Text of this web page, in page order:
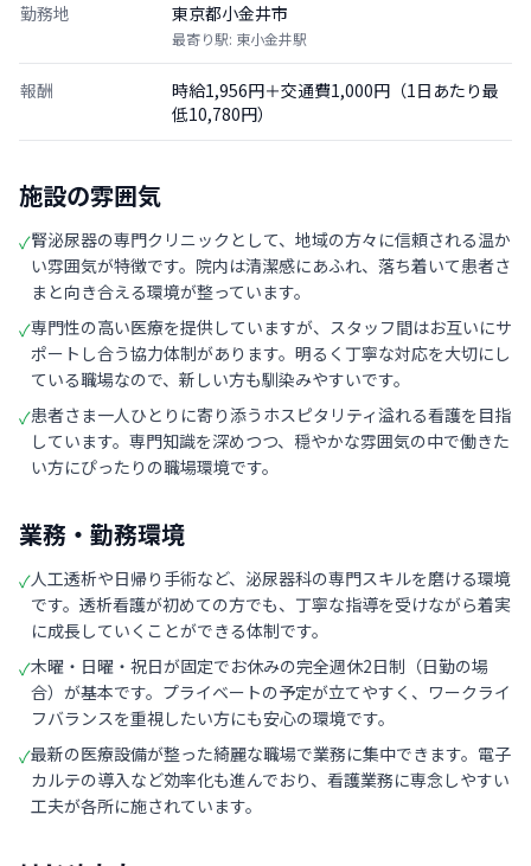
勤務地 東京都小金井市
最寄り駅: 東小金井駅
報酬
時給1,956円＋交通費1,000円（1日あたり最
低10,780円）
施設の雰囲気
✓腎泌尿器の専門クリニックとして、地域の方々に信頼される温か
い雰囲気が特徴です。院内は清潔感にあふれ、落ち着いて患者さ
まと向き合える環境が整っています。
✓専門性の高い医療を提供していますが、スタッフ間はお互いにサ
ポートし合う協力体制があります。明るく丁寧な対応を大切にし
ている職場なので、新しい方も馴染みやすいです。
✓患者さま一人ひとりに寄り添うホスピタリティ溢れる看護を目指
しています。専門知識を深めつつ、穏やかな雰囲気の中で働きた
い方にぴったりの職場環境です。
業務・勤務環境
✓人工透析や日帰り手術など、泌尿器科の専門スキルを磨ける環境
です。透析看護が初めての方でも、丁寧な指導を受けながら着実
に成長していくことができる体制です。
✓木曜・日曜・祝日が固定でお休みの完全週休2日制（日勤の場
合）が基本です。プライベートの予定が立てやすく、ワークライ
フバランスを重視したい方にも安心の環境です。
✓最新の医療設備が整った綺麗な職場で業務に集中できます。電子
カルテの導入など効率化も進んでおり、看護業務に専念しやすい
工夫が各所に施されています。